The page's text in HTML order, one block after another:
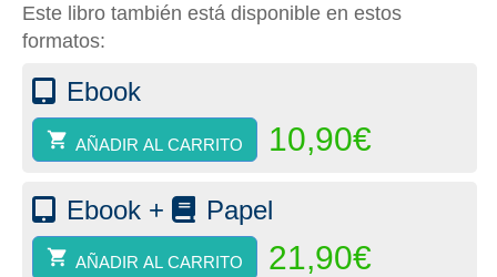
con
audio
cantidad
Este libro también está disponible en estos
formatos:
Ebook
AÑADIR AL CARRITO 10,90€
Ebook + Papel
AÑADIR AL CARRITO 21,90€